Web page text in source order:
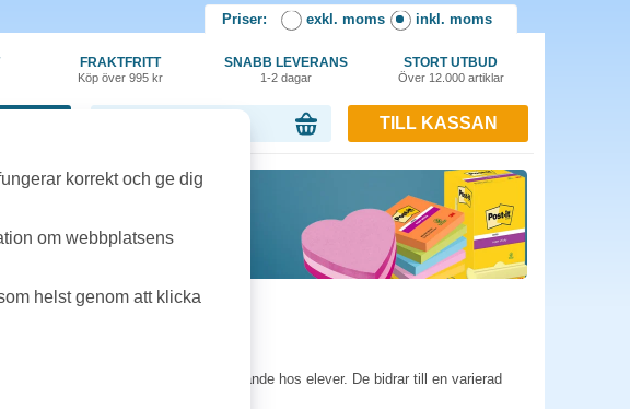
Priser: exkl. moms inkl. moms
FRAKTFRITT
Köp över 995 kr
SNABB LEVERANS
1-2 dagar
STORT UTBUD
Över 12.000 artiklar
TILL KASSAN
samarbete och strategiskt tänkande hos elever. De bidrar till en varierad
till er skola från SwedOffice.
korrekt och ge dig
om webbplatsens
helst genom att klicka